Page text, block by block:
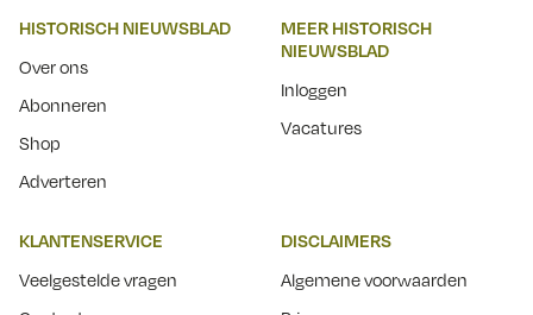
HISTORISCH NIEUWSBLAD
Over ons
Abonneren
Shop
Adverteren
MEER HISTORISCH
NIEUWSBLAD
Inloggen
Vacatures
KLANTENSERVICE
Veelgestelde vragen
DISCLAIMERS
Algemene voorwaarden